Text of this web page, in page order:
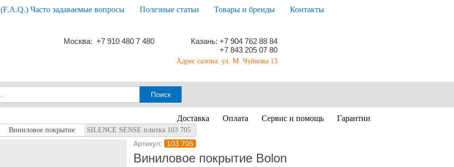
(F.A.Q.) Часто задаваемые вопросы Полезные статьи Товары и бренды Контакты
Москва: +7 910 480 7 480
Казань: +7 904 762 88 84
+7 843 205 07 80
Адрес салона: ул. М. Чуйкова 13
Доставка Оплата Сервис и помощь Гарантии
Виниловое покрытие SILENCE SENSE плитка 103 705
Артикул: 103 705
Виниловое покрытие Bolon